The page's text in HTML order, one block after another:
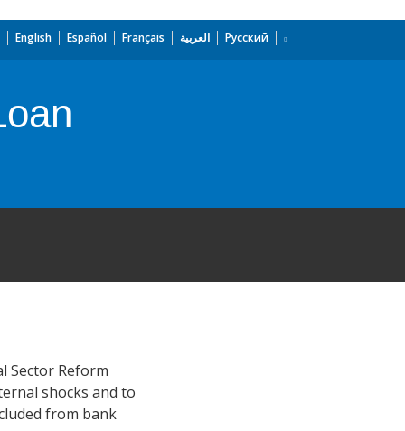
English Español Français العربية Русский
Sector Reform
shocks and to
from bank